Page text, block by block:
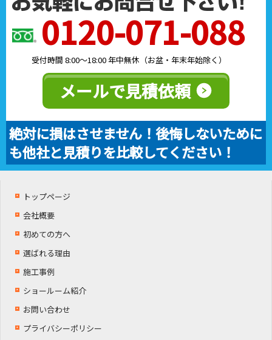
0120-071-088
受付時間 8:00～18:00 年中無休（お盆・年末年始除く）
メールで見積依頼
絶対に損はさせません！後悔しないために
も他社と見積りを比較してください！
トップページ
会社概要
初めての方へ
選ばれる理由
施工事例
ショールーム紹介
お問い合わせ
プライバシーポリシー